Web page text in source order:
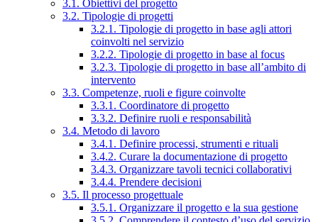
3.1. Obiettivi del progetto
3.2. Tipologie di progetti
3.2.1. Tipologie di progetto in base agli attori
coinvolti nel servizio
3.2.2. Tipologie di progetto in base al focus
3.2.3. Tipologie di progetto in base all’ambito di
intervento
3.3. Competenze, ruoli e figure coinvolte
3.3.1. Coordinatore di progetto
3.3.2. Definire ruoli e responsabilità
3.4. Metodo di lavoro
3.4.1. Definire processi, strumenti e rituali
3.4.2. Curare la documentazione di progetto
3.4.3. Organizzare tavoli tecnici collaborativi
3.4.4. Prendere decisioni
3.5. Il processo progettuale
3.5.1. Organizzare il progetto e la sua gestione